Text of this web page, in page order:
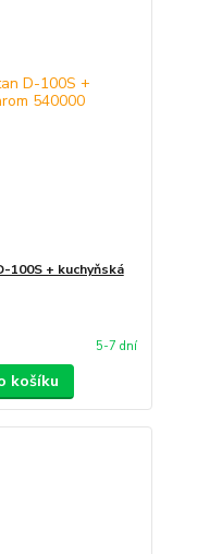
+ kuchyňská
5-7 dní
košíku